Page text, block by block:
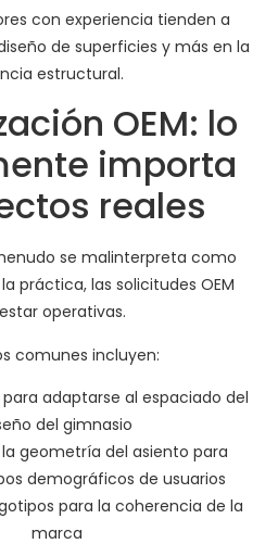
con experiencia tienden a
de superficies y más en la
estructural.
OEM: lo
importa
reales
se malinterpreta como
práctica, las solicitudes OEM
operativas.
comunes incluyen:
adaptarse al espaciado del
del gimnasio
geometría del asiento para
demográficos de usuarios
para la coherencia de la
marca